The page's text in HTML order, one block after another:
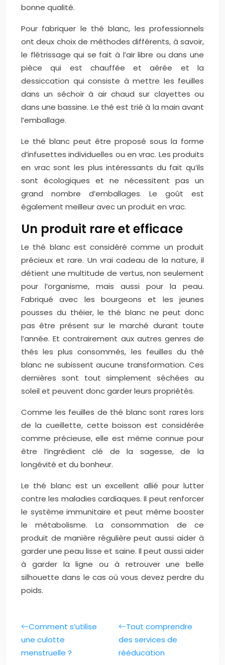
bonne qualité.
Pour fabriquer le thé blanc, les professionnels
ont deux choix de méthodes différents, à savoir,
le flétrissage qui se fait à l’air libre ou dans une
pièce qui est chauffée et aérée et la
dessiccation qui consiste à mettre les feuilles
dans un séchoir à air chaud sur clayettes ou
dans une bassine. Le thé est trié à la main avant
l’emballage.
Le thé blanc peut être proposé sous la forme
d’infusettes individuelles ou en vrac. Les produits
en vrac sont les plus intéressants du fait qu’ils
sont écologiques et ne nécessitent pas un
grand nombre d’emballages. Le goût est
également meilleur avec un produit en vrac.
Un produit rare et efficace
Le thé blanc est considéré comme un produit
précieux et rare. Un vrai cadeau de la nature, il
détient une multitude de vertus, non seulement
pour l’organisme, mais aussi pour la peau.
Fabriqué avec les bourgeons et les jeunes
pousses du théier, le thé blanc ne peut donc
pas être présent sur le marché durant toute
l’année. Et contrairement aux autres genres de
thés les plus consommés, les feuilles du thé
blanc ne subissent aucune transformation. Ces
dernières sont tout simplement séchées au
soleil et peuvent donc garder leurs propriétés.
Comme les feuilles de thé blanc sont rares lors
de la cueillette, cette boisson est considérée
comme précieuse, elle est même connue pour
être l’ingrédient clé de la sagesse, de la
longévité et du bonheur.
Le thé blanc est un excellent allié pour lutter
contre les maladies cardiaques. Il peut renforcer
le système immunitaire et peut même booster
le métabolisme. La consommation de ce
produit de manière régulière peut aussi aider à
garder une peau lisse et saine. Il peut aussi aider
à garder la ligne ou à retrouver une belle
silhouette dans le cas où vous devez perdre du
poids.
Comment s’utilise
une culotte
menstruelle ?
Tout comprendre
des services de
rééducation